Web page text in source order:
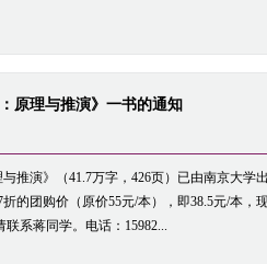
原理与推演》一书的通知
推演》（41.7万字，426页）已由南京大学
的团购价（原价55元/本），即38.5元/本，
系蒋同学。电话：15982...